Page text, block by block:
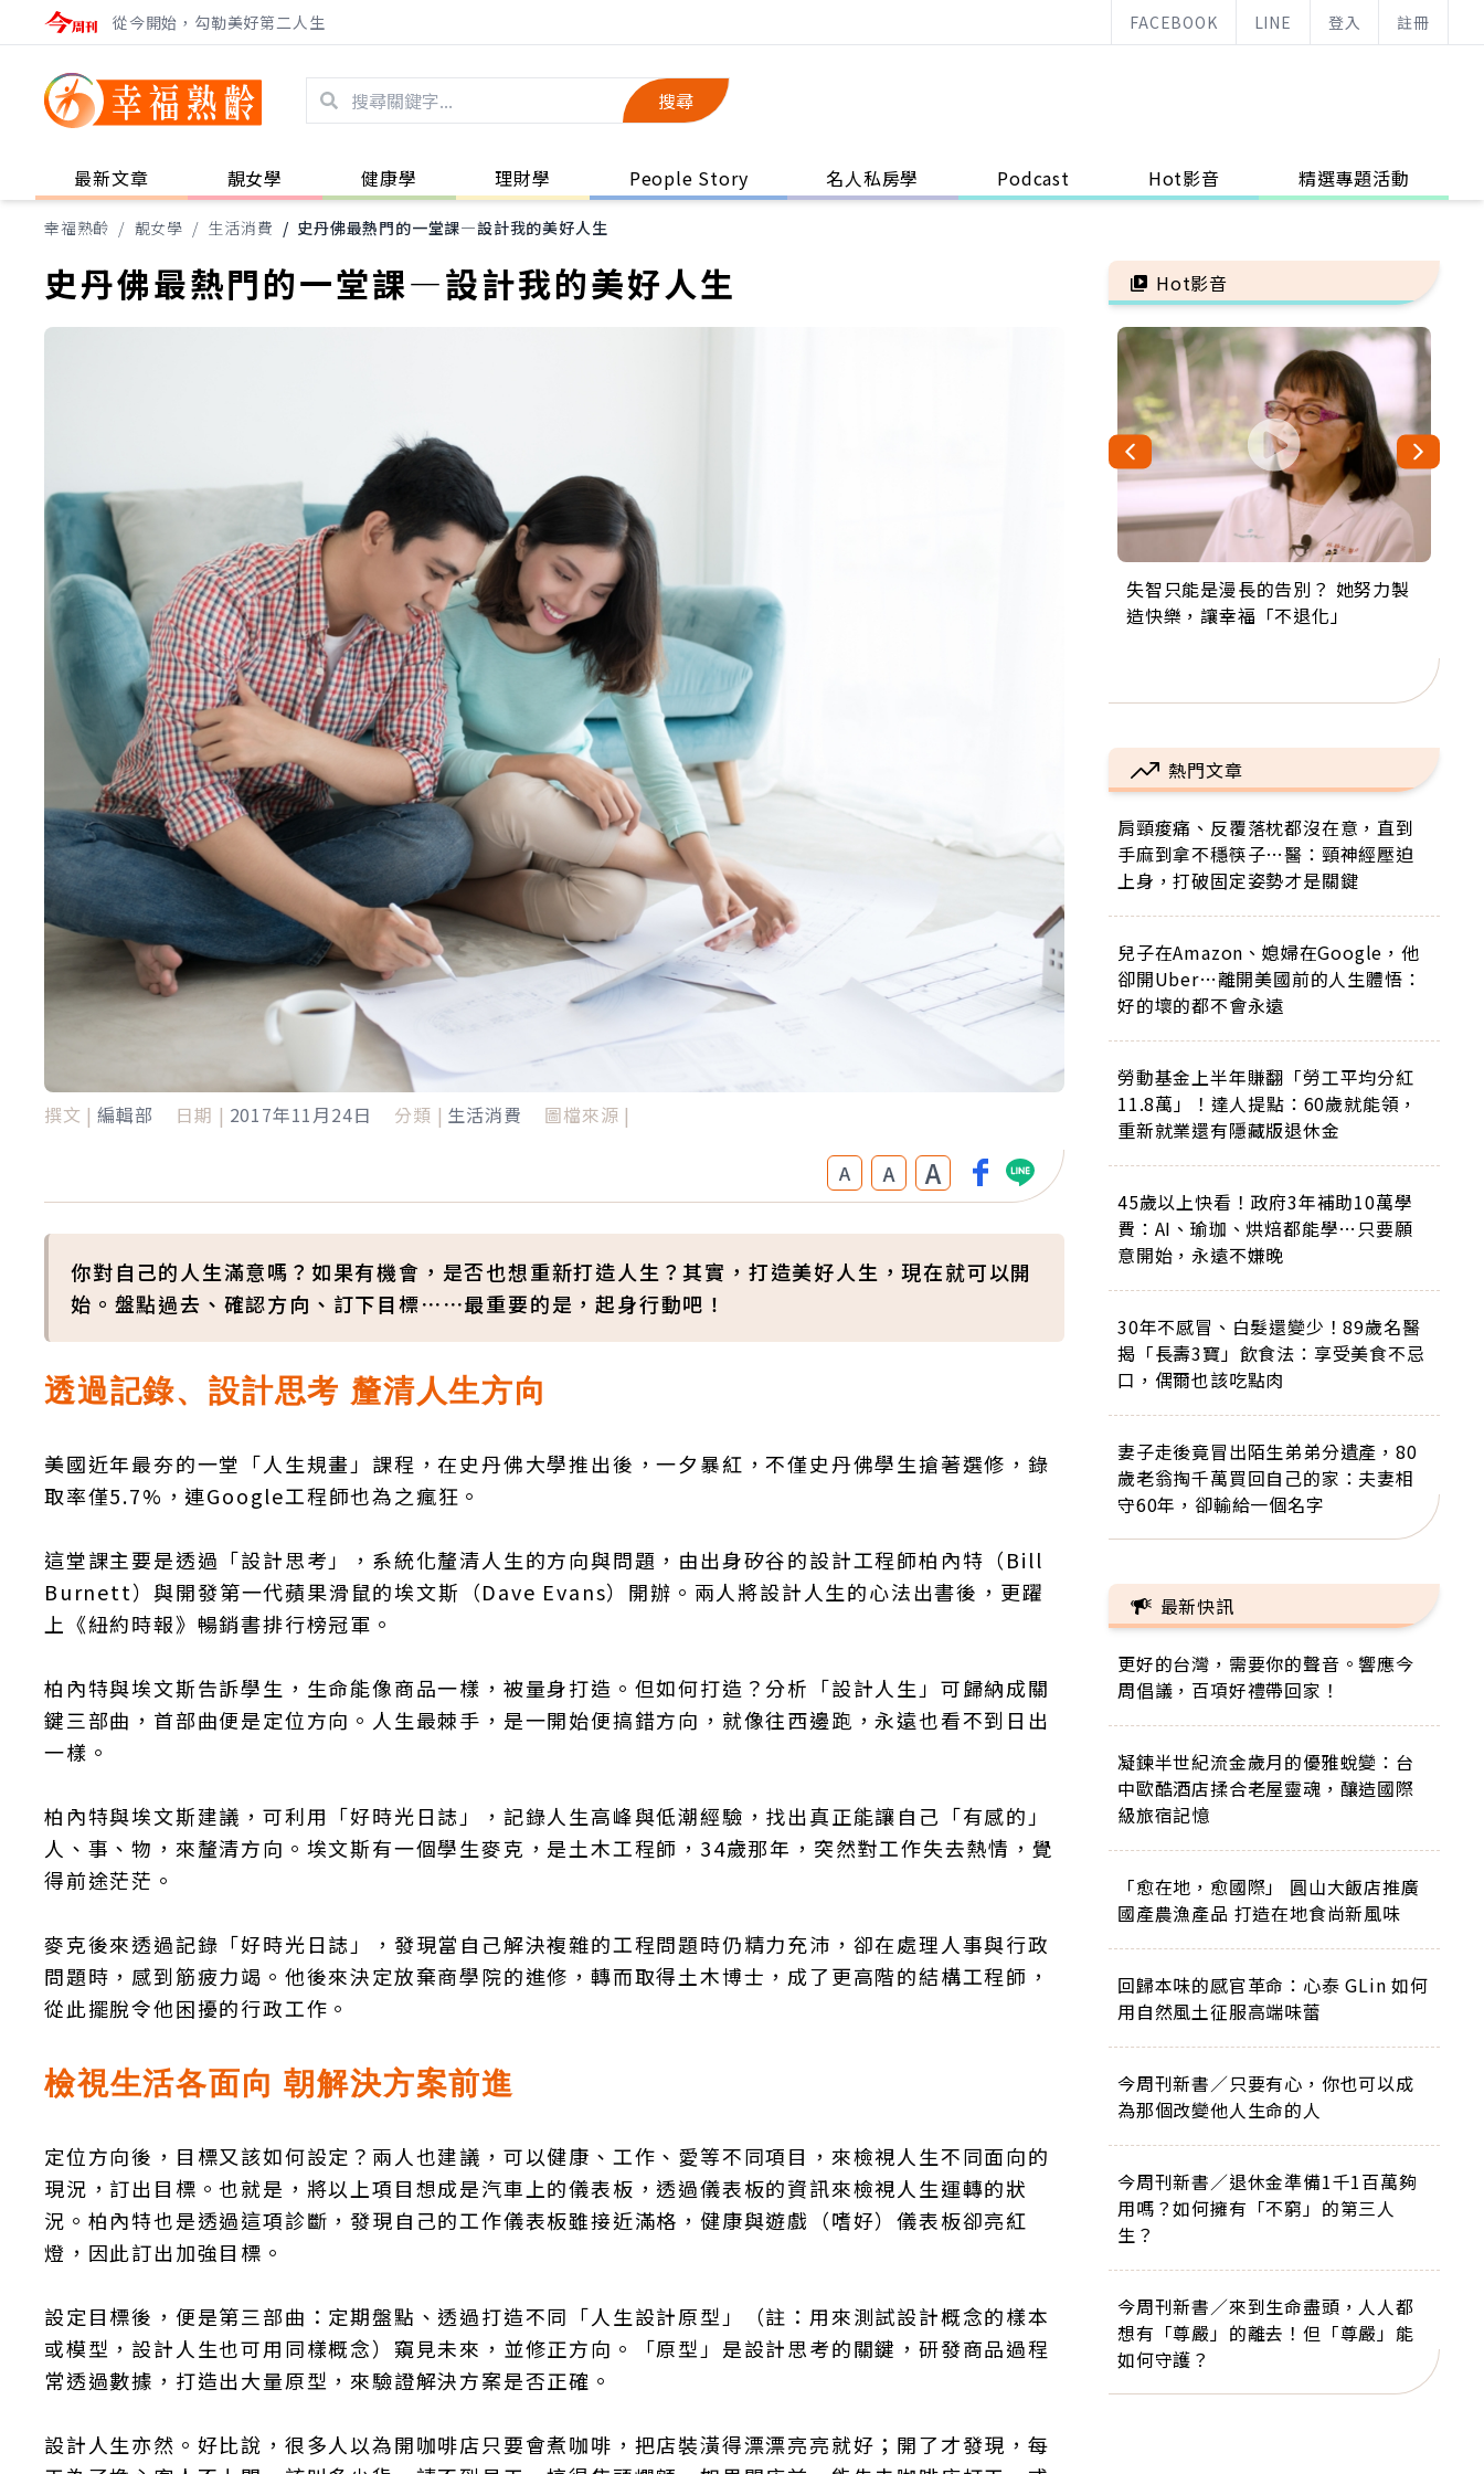
從今開始，勾勒美好第二人生 FACEBOOK LINE 登入 註冊
搜尋
最新文章 靚女學 健康學 理財學 People Story 名人私房學 Podcast Hot影音 精選專題活動
幸福熟齡 / 靚女學 / 生活消費 / 史丹佛最熱門的一堂課—設計我的美好人生
史丹佛最熱門的一堂課—設計我的美好人生
撰文 | 編輯部 日期 | 2017年11月24日 分類 | 生活消費 圖檔來源 |
A A A
你對自己的人生滿意嗎？如果有機會，是否也想重新打造人生？其實，打造美好人生，現在就可以開
始。盤點過去、確認方向、訂下目標⋯⋯最重要的是，起身行動吧！
透過記錄、設計思考 釐清人生方向
美國近年最夯的一堂「人生規畫」課程，在史丹佛大學推出後，一夕暴紅，不僅史丹佛學生搶著選修，錄
取率僅5.7%，連Google工程師也為之瘋狂。
這堂課主要是透過「設計思考」，系統化釐清人生的方向與問題，由出身矽谷的設計工程師柏內特（Bill
Burnett）與開發第一代蘋果滑鼠的埃文斯（Dave Evans）開辦。兩人將設計人生的心法出書後，更躍
上《紐約時報》暢銷書排行榜冠軍。
柏內特與埃文斯告訴學生，生命能像商品一樣，被量身打造。但如何打造？分析「設計人生」可歸納成關
鍵三部曲，首部曲便是定位方向。人生最棘手，是一開始便搞錯方向，就像往西邊跑，永遠也看不到日出
一樣。
柏內特與埃文斯建議，可利用「好時光日誌」，記錄人生高峰與低潮經驗，找出真正能讓自己「有感的」
人、事、物，來釐清方向。埃文斯有一個學生麥克，是土木工程師，34歲那年，突然對工作失去熱情，覺
得前途茫茫。
麥克後來透過記錄「好時光日誌」，發現當自己解決複雜的工程問題時仍精力充沛，卻在處理人事與行政
問題時，感到筋疲力竭。他後來決定放棄商學院的進修，轉而取得土木博士，成了更高階的結構工程師，
從此擺脫令他困擾的行政工作。
檢視生活各面向 朝解決方案前進
定位方向後，目標又該如何設定？兩人也建議，可以健康、工作、愛等不同項目，來檢視人生不同面向的
現況，訂出目標。也就是，將以上項目想成是汽車上的儀表板，透過儀表板的資訊來檢視人生運轉的狀
況。柏內特也是透過這項診斷，發現自己的工作儀表板雖接近滿格，健康與遊戲（嗜好）儀表板卻亮紅
燈，因此訂出加強目標。
設定目標後，便是第三部曲：定期盤點、透過打造不同「人生設計原型」（註：用來測試設計概念的樣本
或模型，設計人生也可用同樣概念）窺見未來，並修正方向。「原型」是設計思考的關鍵，研發商品過程
常透過數據，打造出大量原型，來驗證解決方案是否正確。
設計人生亦然。好比說，很多人以為開咖啡店只要會煮咖啡，把店裝潢得漂漂亮亮就好；開了才發現，每
Hot影音
失智只能是漫長的告別？ 她努力製
造快樂，讓幸福「不退化」
來自剛果的巧克力神父 為台灣奉獻
36年 「台灣是我的家，我連作夢都
63歲卸矽谷副總、搬回台灣找快
樂！「蛋黃哥小丑」走進安養院，
104歲打破金氏世界紀錄 成為全球
最年長羽球選手，分享長壽的秘密
事業巔峰他選擇追夢…黑手阿伯拉
小提琴還登上小巨蛋！連CNN都大
熱門文章
肩頸痠痛、反覆落枕都沒在意，直到
手麻到拿不穩筷子…醫：頸神經壓迫
上身，打破固定姿勢才是關鍵
兒子在Amazon、媳婦在Google，他
卻開Uber…離開美國前的人生體悟：
好的壞的都不會永遠
勞動基金上半年賺翻「勞工平均分紅
11.8萬」！達人提點：60歲就能領，
重新就業還有隱藏版退休金
45歲以上快看！政府3年補助10萬學
費：AI、瑜珈、烘焙都能學…只要願
意開始，永遠不嫌晚
30年不感冒、白髮還變少！89歲名醫
揭「長壽3寶」飲食法：享受美食不忌
口，偶爾也該吃點肉
妻子走後竟冒出陌生弟弟分遺產，80
歲老翁掏千萬買回自己的家：夫妻相
守60年，卻輸給一個名字
最新快訊
更好的台灣，需要你的聲音。響應今
周倡議，百項好禮帶回家！
凝鍊半世紀流金歲月的優雅蛻變：台
中歐酷酒店揉合老屋靈魂，釀造國際
級旅宿記憶
「愈在地，愈國際」 圓山大飯店推廣
國產農漁產品 打造在地食尚新風味
回歸本味的感官革命：心泰 GLin 如何
用自然風土征服高端味蕾
今周刊新書／只要有心，你也可以成
為那個改變他人生命的人
今周刊新書／退休金準備1千1百萬夠
用嗎？如何擁有「不窮」的第三人
生？
今周刊新書／來到生命盡頭，人人都
想有「尊嚴」的離去！但「尊嚴」能
如何守護？